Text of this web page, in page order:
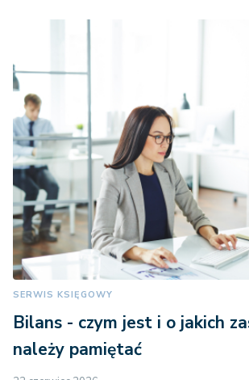
SERWIS KSIĘGOWY
Bilans - czym jest i o jakich
należy pamiętać